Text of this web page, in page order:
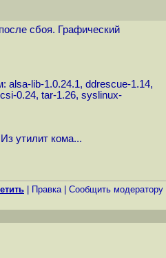
сбоя. Графический
alsa-lib-1.0.24.1, ddrescue-1.14,
0.24, tar-1.26, syslinux-
утилит кома...
Правка| Cообщить модератору